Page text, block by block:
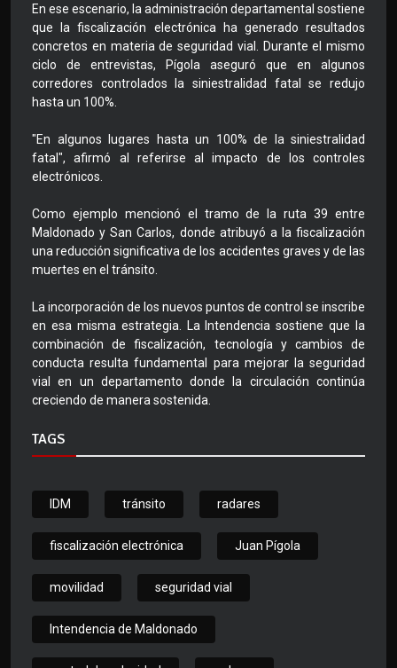
En ese escenario, la administración departamental sostiene
que la fiscalización electrónica ha generado resultados
concretos en materia de seguridad vial. Durante el mismo
ciclo de entrevistas, Pígola aseguró que en algunos
corredores controlados la siniestralidad fatal se redujo
hasta un 100%.
"En algunos lugares hasta un 100% de la siniestralidad
fatal", afirmó al referirse al impacto de los controles
electrónicos.
Como ejemplo mencionó el tramo de la ruta 39 entre
Maldonado y San Carlos, donde atribuyó a la fiscalización
una reducción significativa de los accidentes graves y de las
muertes en el tránsito.
La incorporación de los nuevos puntos de control se inscribe
en esa misma estrategia. La Intendencia sostiene que la
combinación de fiscalización, tecnología y cambios de
conducta resulta fundamental para mejorar la seguridad
vial en un departamento donde la circulación continúa
creciendo de manera sostenida.
TAGS
IDM tránsito radares
fiscalización electrónica Juan Pígola
movilidad seguridad vial
Intendencia de Maldonado